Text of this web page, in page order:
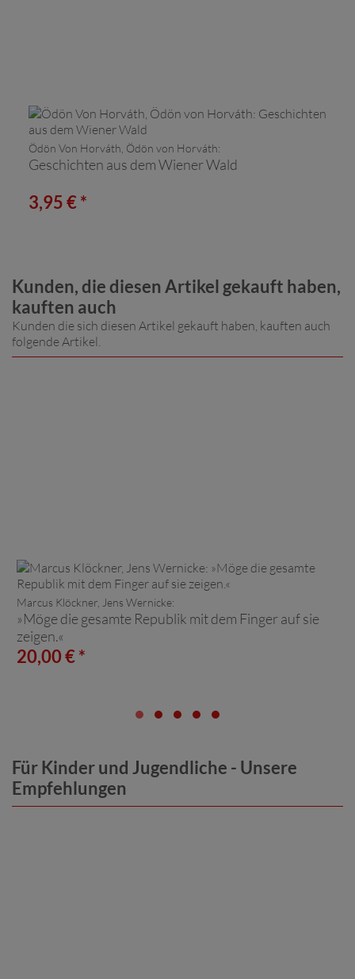
Ödön Von Horváth, Ödön von Horváth:
Geschichten aus dem Wiener Wald
3,95 € *
Kunden, die diesen Artikel gekauft haben,
kauften auch
Kunden die sich diesen Artikel gekauft haben, kauften auch
folgende Artikel.
Marcus Klöckner, Jens Wernicke:
»Möge die gesamte Republik mit dem Finger auf sie
zeigen.«
20,00 € *
Für Kinder und Jugendliche - Unsere
Empfehlungen